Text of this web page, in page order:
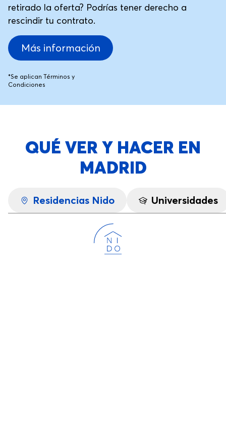
retirado la oferta? Podrías tener derecho a
rescindir tu contrato.
Más información
*Se aplican Términos y
Condiciones
QUÉ VER Y HACER EN
MADRID
Residencias Nido Universidades
Cargando...